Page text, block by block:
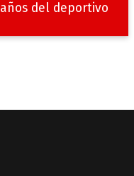
años del deportivo